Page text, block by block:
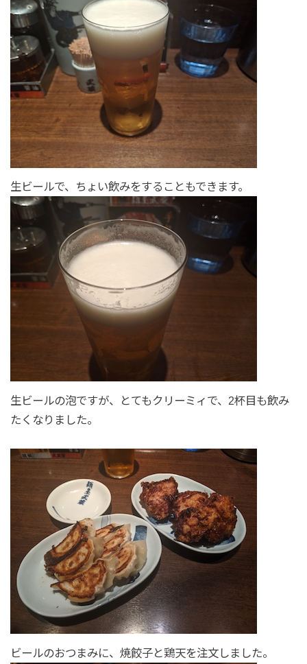
生ビールで、ちょい飲みをすることもできます。
生ビールの泡ですが、とてもクリーミィで、2杯目も飲み
たくなりました。
ビールのおつまみに、焼餃子と鶏天を注文しました。